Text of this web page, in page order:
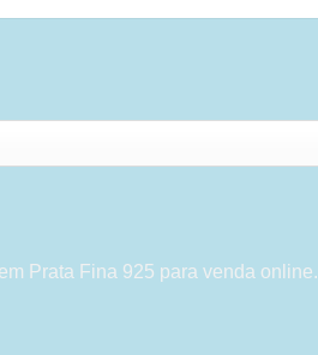
Prata Fina 925 para venda online.